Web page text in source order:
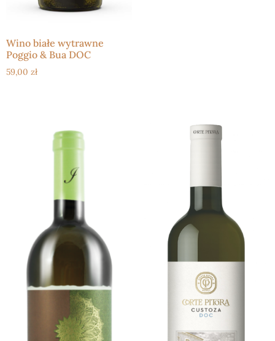
Wino białe wytrawne
Poggio & Bua DOC
59,00 zł